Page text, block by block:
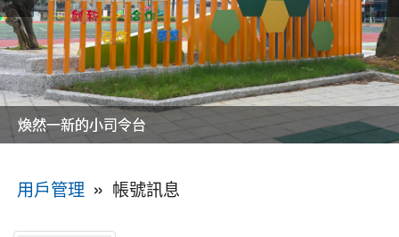
美麗的操場是我們活力的來源
美麗的操場是我們活力的來源
煥然一新的小司令台
煥然一新的小司令台
富含桃園埤塘田園風光意象的中廊
富含桃園埤塘田園風光意象的中廊
嶄新的中庭廣場
嶄新的中庭廣場
水生池生生不息
水生池生生不息
用戶管理 » 帳號訊息